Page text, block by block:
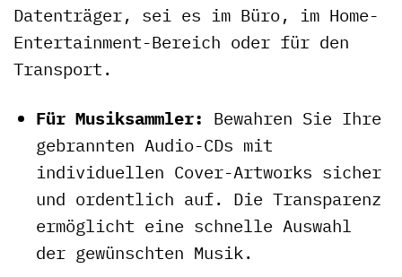
Datenträger, sei es im Büro, im Home-
Entertainment-Bereich oder für den
Transport.
Für Musiksammler: Bewahren Sie Ihre
gebrannten Audio-CDs mit
individuellen Cover-Artworks sicher
und ordentlich auf. Die Transparenz
ermöglicht eine schnelle Auswahl
der gewünschten Musik.